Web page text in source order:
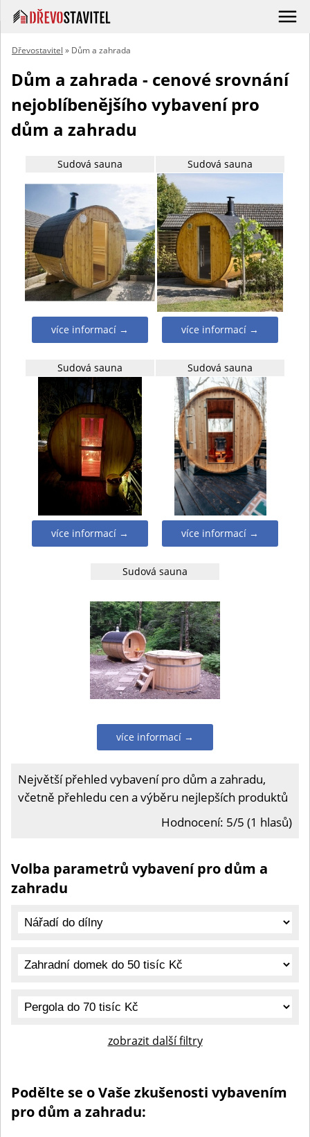
Dřevostavitel » Dům a zahrada
Dům a zahrada - cenové srovnání
nejoblíbenějšího vybavení pro
dům a zahradu
Sudová sauna
více informací →
Sudová sauna
více informací →
Sudová sauna
více informací →
Sudová sauna
více informací →
Sudová sauna
více informací →
Největší přehled vybavení pro dům a zahradu,
včetně přehledu cen a výběru nejlepších produktů
Hodnocení: 5/5 (1 hlasů)
Volba parametrů vybavení pro dům a
zahradu
zobrazit další filtry
Podělte se o Vaše zkušenosti vybavením
pro dům a zahradu: